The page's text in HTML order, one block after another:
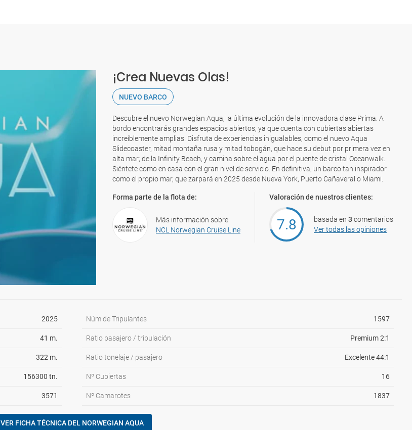
¡Crea Nuevas Olas!
NUEVO BARCO
Descubre el nuevo Norwegian Aqua, la última evolución de la innovadora clase Prima. A
bordo encontrarás grandes espacios abiertos, ya que cuenta con cubiertas abiertas
increíblemente amplias. Disfruta de experiencias inigualables, como el nuevo Aqua
Slidecoaster, mitad montaña rusa y mitad tobogán, que hace su debut por primera vez en
alta mar; de la Infinity Beach, y camina sobre el agua por el puente de cristal Oceanwalk.
Siéntete como en casa con el gran nivel de servicio. En definitiva, un barco tan inspirador
como el propio mar, que zarpará en 2025 desde Nueva York, Puerto Cañaveral o Miami.
Forma parte de la flota de:
Más información sobre
NCL Norwegian Cruise Line
Valoración de nuestros clientes:
7.8 basada en 3 comentarios
Ver todas las opiniones
2025
41 m.
322 m.
156300 tn.
3571
Núm de Tripulantes 1597
Ratio pasajero / tripulación Premium 2:1
Ratio tonelaje / pasajero Excelente 44:1
Nº Cubiertas 16
Nº Camarotes 1837
VER FICHA TÉCNICA DEL NORWEGIAN AQUA